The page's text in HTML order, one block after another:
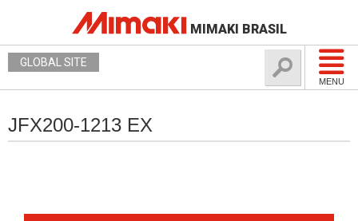
MIMAKI BRASIL
MENU
GLOBAL SITE
JFX200-1213 EX